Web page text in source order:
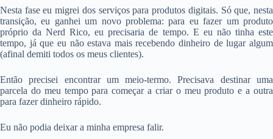
Nesta fase eu migrei dos serviços para produtos digitais. Só que, nesta
transição, eu ganhei um novo problema: para eu fazer um produto
próprio da Nerd Rico, eu precisaria de tempo. E eu não tinha este
tempo, já que eu não estava mais recebendo dinheiro de lugar algum
(afinal demiti todos os meus clientes).
Então precisei encontrar um meio-termo. Precisava destinar uma
parcela do meu tempo para começar a criar o meu produto e a outra
para fazer dinheiro rápido.
Eu não podia deixar a minha empresa falir.